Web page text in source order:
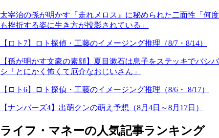
太宰治の孫が明かす『走れメロス』に秘められた二面性「何度
も挫折する姿に生き方が投影されている」
【ロト7】ロト探偵・工藤のイメージング推理（8/7・8/14）
【孫が明かす文豪の素顔】夏目漱石は息子をステッキでバシバ
シ「とにかく怖くて厄介なおじいさん」
【ロト6】ロト探偵・工藤のイメージング推理（8/6・ 8/17）
【ナンバーズ4】出萌クンの萌え予想（8月4日～8月17日）
ライフ・マネーの人気記事ランキング